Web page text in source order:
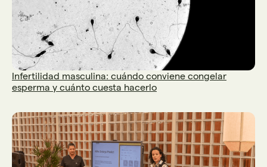
Infertilidad masculina: cuándo conviene congelar
esperma y cuánto cuesta hacerlo